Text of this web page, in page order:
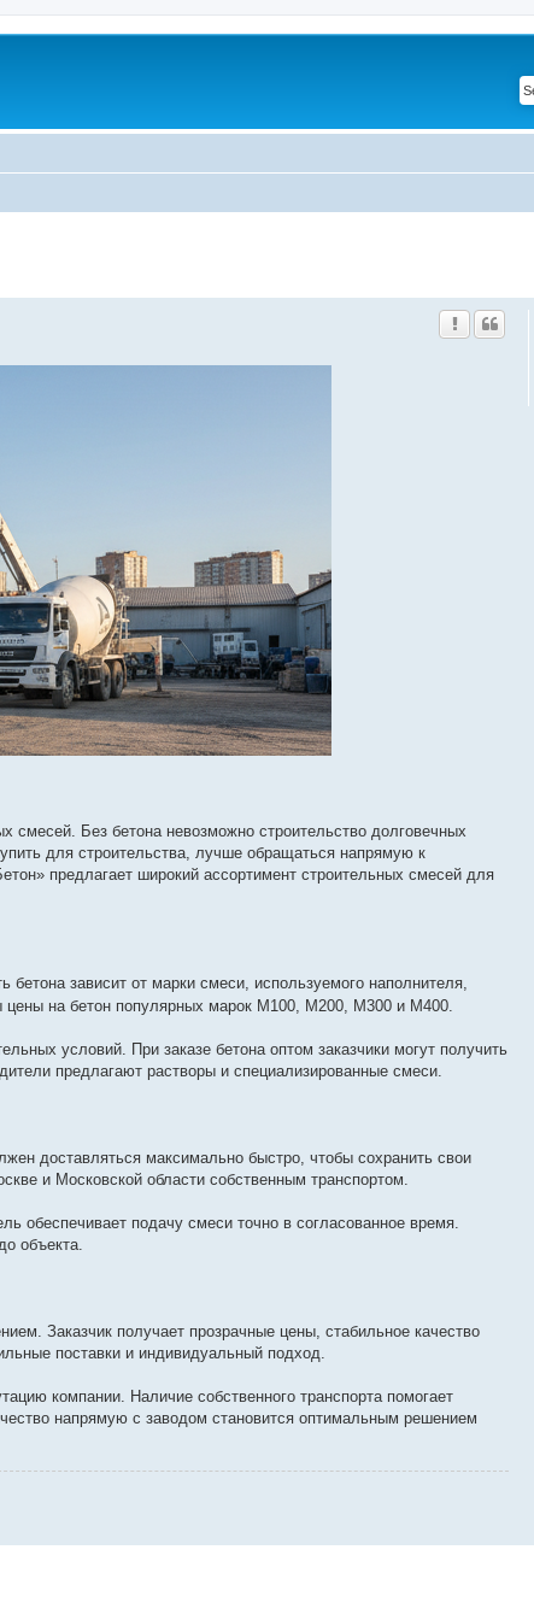
смесей. Без бетона невозможно строительство долговечных
для строительства, лучше обращаться напрямую к
предлагает широкий ассортимент строительных смесей для
зависит от марки смеси, используемого наполнителя,
цены на бетон популярных марок М100, М200, М300 и М400.
условий. При заказе бетона оптом заказчики могут получить
предлагают растворы и специализированные смеси.
доставляться максимально быстро, чтобы сохранить свои
и Московской области собственным транспортом.
обеспечивает подачу смеси точно в согласованное время.
объекта.
Заказчик получает прозрачные цены, стабильное качество
поставки и индивидуальный подход.
компании. Наличие собственного транспорта помогает
напрямую с заводом становится оптимальным решением